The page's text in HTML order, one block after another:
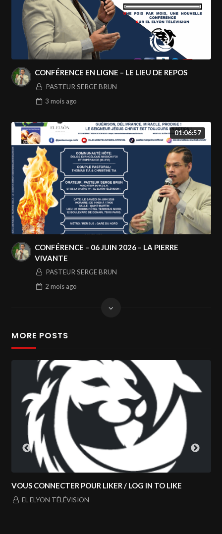
CONFÉRENCE EN LIGNE – LE LIEU DE REPOS
PASTEUR SERGE BRUN
3 mois ago
01:06:57
CONFÉRENCE – 06 JUIN 2026 – LA PIERRE
VIVANTE
PASTEUR SERGE BRUN
2 mois ago
MORE POSTS
POUR LIKER / LOG IN TO LIKE
TÉLÉVISION
NOUVEAU